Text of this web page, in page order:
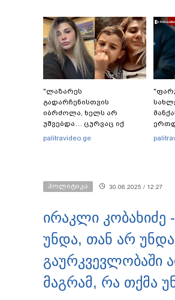
"ლაზარეს
გადარჩენისთვის
იბრძოლა, ხელს არ
უშვებდა… ცურვაც იქ
ისწავლე, სადაც
ახლობელი?
palitravideo.ge
პოლიტიკა 30.06.2025 / 12:27
ირაკლი კობახიძე
უნდა, თან არ
გაურკვევლობაში
მაგრამ, რა თქმა